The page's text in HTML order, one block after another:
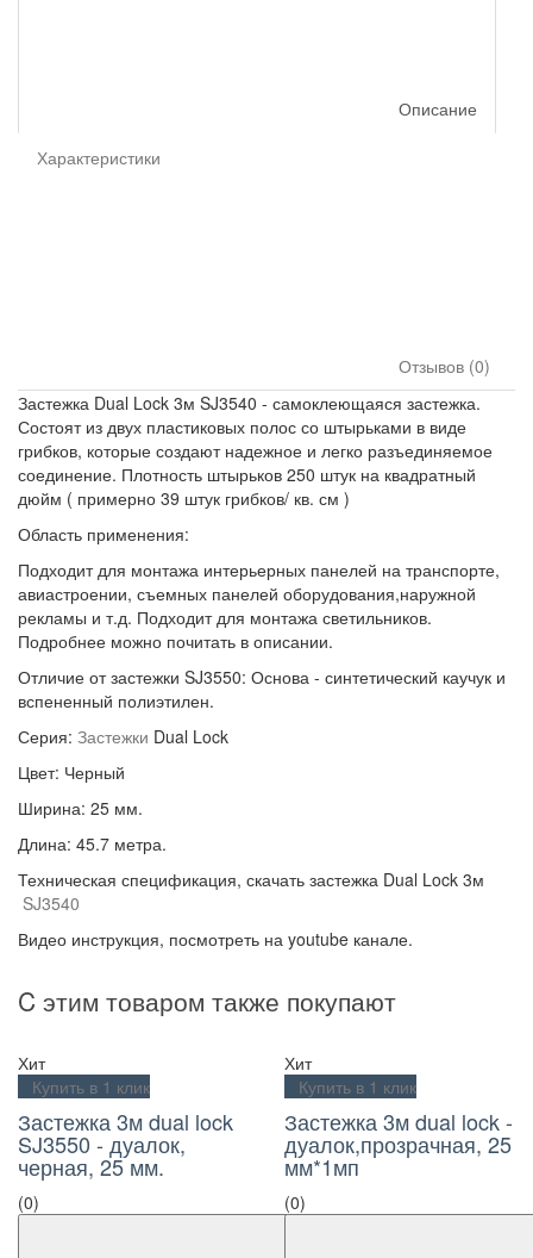
Описание
Характеристики
Отзывов (0)
Застежка Dual Lock 3м SJ3540 - самоклеющаяся застежка.
Состоят из двух пластиковых полос со штырьками в виде
грибков, которые создают надежное и легко разъединяемое
соединение. Плотность штырьков 250 штук на квадратный
дюйм ( примерно 39 штук грибков/ кв. см )
Область применения:
Подходит для монтажа интерьерных панелей на транспорте,
авиастроении, съемных панелей оборудования,наружной
рекламы и т.д. Подходит для монтажа светильников.
Подробнее можно почитать в описании.
Отличие от застежки SJ3550: Основа - синтетический каучук и
вспененный полиэтилен.
Серия: Застежки Dual Lock
Цвет: Черный
Ширина: 25 мм.
Длина: 45.7 метра.
Техническая спецификация, скачать застежка Dual Lock 3м
SJ3540
Видео инструкция, посмотреть на youtube канале.
C этим товаром также покупают
Хит
Купить в 1 клик
Застежка 3м dual lock
SJ3550 - дуалок,
черная, 25 мм.
(0)
Хит
Купить в 1 клик
Застежка 3м dual lock -
дуалок,прозрачная, 25
мм*1мп
(0)